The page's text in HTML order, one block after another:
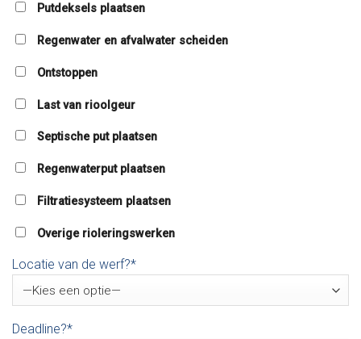
Putdeksels plaatsen
Regenwater en afvalwater scheiden
Ontstoppen
Last van rioolgeur
Septische put plaatsen
Regenwaterput plaatsen
Filtratiesysteem plaatsen
Overige rioleringswerken
Locatie van de werf?*
Deadline?*